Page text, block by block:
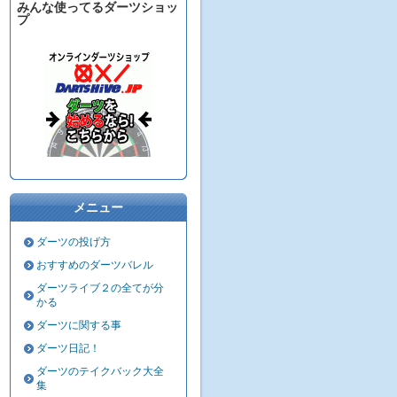
みんな使ってるダーツショッ
プ
メニュー
ダーツの投げ方
おすすめのダーツバレル
ダーツライブ２の全てが分
かる
ダーツに関する事
ダーツ日記！
ダーツのテイクバック大全
集